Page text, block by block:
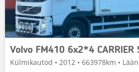
Külmikautod • 2012 • 663978km •